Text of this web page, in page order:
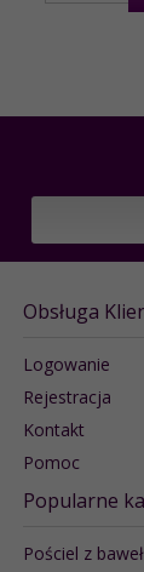
Obsługa
Logowanie
Rejestracja
Kontakt
Pomoc
Popularne
Pościel z